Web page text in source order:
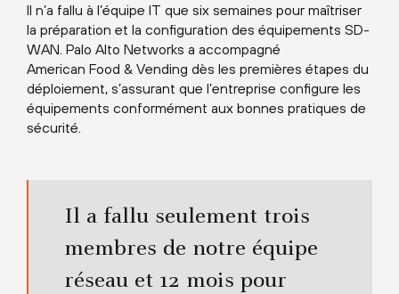
Il n’a fallu à l’équipe IT que six semaines pour maîtriser
la préparation et la configuration des équipements SD-
WAN. Palo Alto Networks a accompagné
American Food & Vending dès les premières étapes du
déploiement, s’assurant que l’entreprise configure les
équipements conformément aux bonnes pratiques de
sécurité.
Il a fallu seulement trois
membres de notre équipe
réseau et 12 mois pour